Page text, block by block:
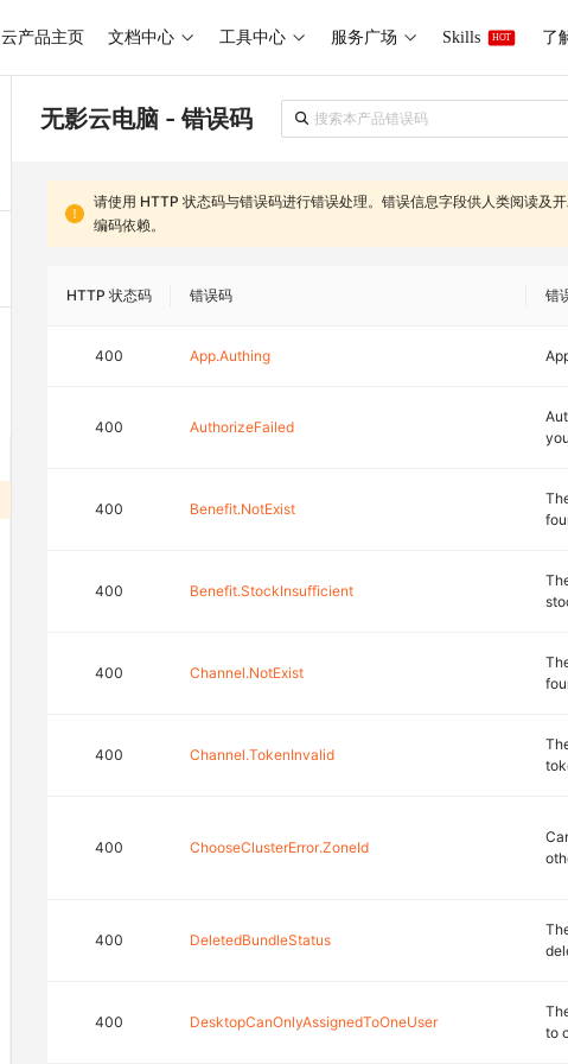
云产品主页 文档中心 工具中心 服务广场 Skills HOT 了
无影云电脑 - 错误码
请使用 HTTP 状态码与错误码进行错误处理。 错误信息字段供人类阅读及
编码依赖。
HTTP 状态码 错误码 错
400 App.Authing
400 AuthorizeFailed
400 Benefit.NotExist
400 Benefit.StockInsufficient
400 Channel.NotExist
400 Channel.TokenInvalid
400 ChooseClusterError.ZoneId
400 DeletedBundleStatus
400 DesktopCanOnlyAssignedToOneUser
to